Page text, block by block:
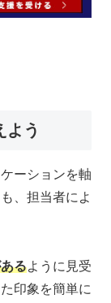
よう
ーションを軸
、担当者によ
るように見受
印象を簡単に